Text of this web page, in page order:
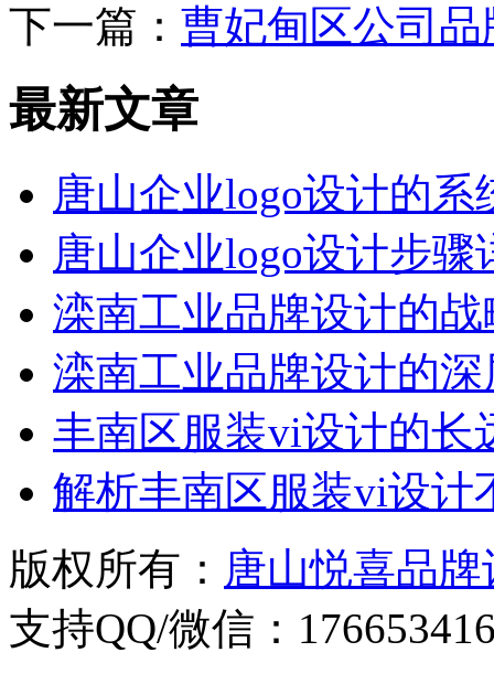
下一篇： 曹妃甸区公司
最新文章
唐山企业logo设计的系
唐山企业logo设计步骤
滦南工业品牌设计的
滦南工业品牌设计的
丰南区服装vi设计的长
解析丰南区服装vi设计
版权所有： 唐山悦喜品
支持QQ/微信：